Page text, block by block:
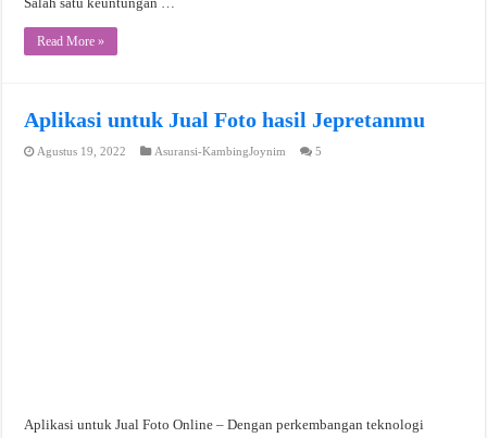
Read More »
Aplikasi untuk Jual Foto hasil Jepretanmu
Agustus 19, 2022 Asuransi-KambingJoynim 5
Aplikasi untuk Jual Foto Online – Dengan perkembangan teknologi